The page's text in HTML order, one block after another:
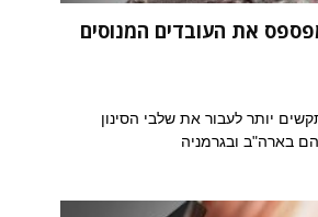
את העובדים המנוסים
מתקשים יותר לעבור את שלבי הסינון
בארה"ב ובגרמניה